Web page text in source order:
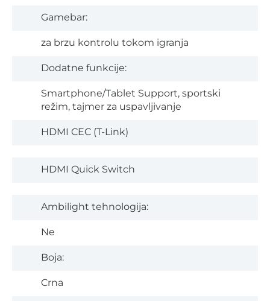
Gamebar:
za brzu kontrolu tokom igranja
Dodatne funkcije:
Smartphone/Tablet Support, sportski
režim, tajmer za uspavljivanje
HDMI CEC (T-Link)
HDMI Quick Switch
Ambilight tehnologija:
Ne
Boja:
Crna